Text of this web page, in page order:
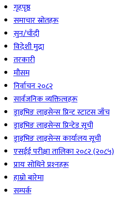
गृहपृष्ठ
समाचार स्रोतहरू
सुन/चाँदी
विदेशी मुद्रा
तरकारी
मौसम
निर्वाचन २०८२
सार्वजनिक व्यक्तित्वहरू
ड्राइभिङ लाइसेन्स प्रिन्ट स्टाटस जाँच
ड्राइभिङ लाइसेन्स प्रिन्टेड सूची
ड्राइभिङ लाइसेन्स कार्यालय सूची
एसईई परीक्षा तालिका २०८२ (२०८५)
प्रायः सोधिने प्रश्‍नहरू
हाम्रो बारेमा
सम्पर्क